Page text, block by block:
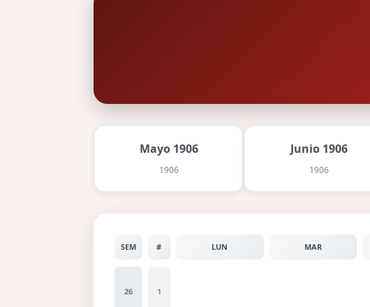
Mayo 1906
1906
Junio 1906
1906
SEM # LUN MAR
26 1